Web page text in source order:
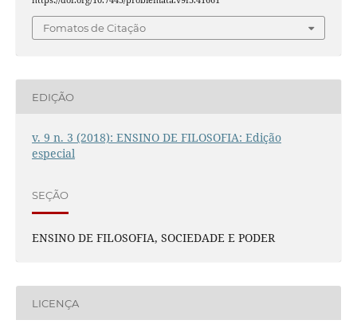
Fomatos de Citação
EDIÇÃO
v. 9 n. 3 (2018): ENSINO DE FILOSOFIA: Edição
especial
SEÇÃO
ENSINO DE FILOSOFIA, SOCIEDADE E PODER
LICENÇA